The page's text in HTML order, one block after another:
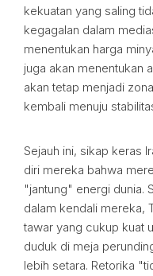
kekuatan yang saling
kegagalan dalam
menentukan harga
juga akan menentukan
akan tetap menjadi
kembali menuju
Sejauh ini, sikap keras
diri mereka bahwa
"jantung" energi dunia.
dalam kendali mereka,
tawar yang cukup kuat
duduk di meja
lebih setara. Retorika